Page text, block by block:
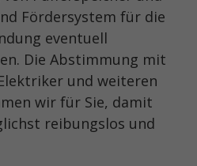
Fördersystem für die
eventuell
Die Abstimmung mit
und weiteren
wir für Sie, damit
reibungslos und